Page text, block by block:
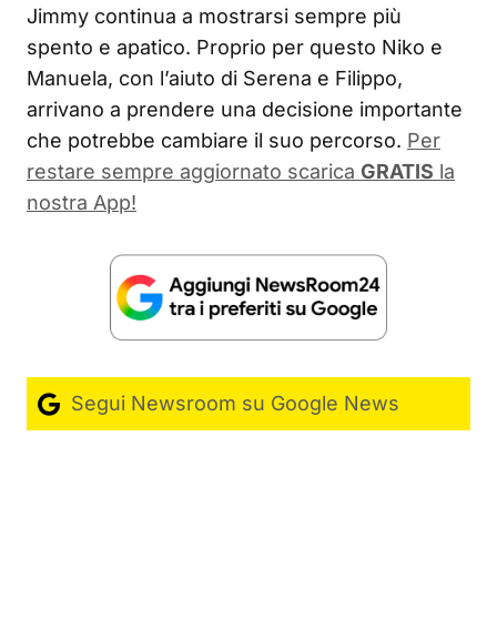
Jimmy continua a mostrarsi sempre più
spento e apatico. Proprio per questo Niko e
Manuela, con l’aiuto di Serena e Filippo,
arrivano a prendere una decisione importante
che potrebbe cambiare il suo percorso. Per
restare sempre aggiornato scarica GRATIS la
nostra App!
Segui Newsroom su Google News